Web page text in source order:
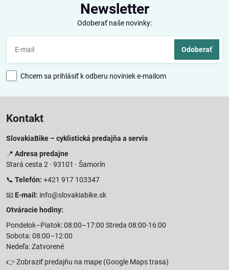
Newsletter
Odoberať naše novinky:
Odoberať
Chcem sa prihlásiť k odberu noviniek e-mailom
Kontakt
SlovakiaBike – cyklistická predajňa a servis
📍 Adresa predajne
Stará cesta 2 · 93101 · Šamorín
📞 Telefón: +421 917 103347
📧 E-mail: info@slovakiabike.sk
Otváracie hodiny:
Pondelok–Piatok: 08:00–17:00 Streda 08:00-16:00
Sobota: 08:00–12:00
Nedeľa: Zatvorené
👉Zobraziť predajňu na mape (Google Maps trasa)